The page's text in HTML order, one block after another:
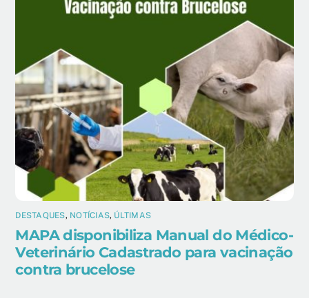
DESTAQUES, NOTÍCIAS, ÚLTIMAS
MAPA disponibiliza Manual do Médico-
Veterinário Cadastrado para vacinação
contra brucelose